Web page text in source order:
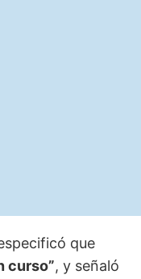
que
curso”, y señaló